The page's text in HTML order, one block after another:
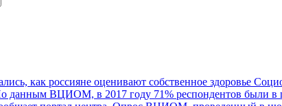
как россияне оценивают собственное здоровье
данным ВЦИОМ, в 2017 году 71% респондентов были в